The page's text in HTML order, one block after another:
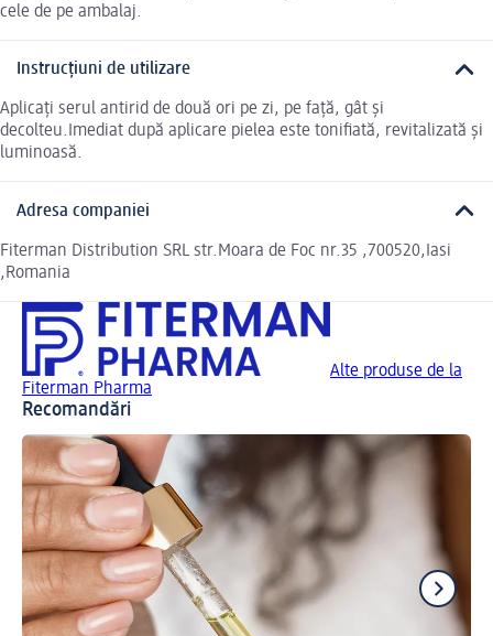
cele de pe ambalaj.
Instrucțiuni de utilizare
Aplicați serul antirid de două ori pe zi, pe față, gât și
decolteu.Imediat după aplicare pielea este tonifiată, revitalizată și
luminoasă.
Adresa companiei
Fiterman Distribution SRL str.Moara de Foc nr.35 ,700520,Iasi
,Romania
Alte produse de la
Fiterman Pharma
Recomandări